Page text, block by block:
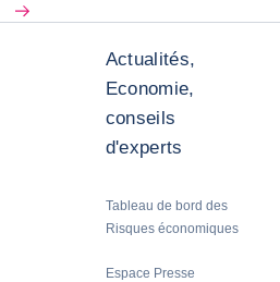
Actualités,
Economie,
conseils
d'experts
Tableau de bord des
Risques économiques
Espace Presse